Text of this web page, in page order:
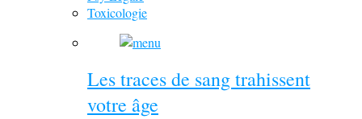
Toxicologie
Les traces de sang trahissent
votre âge